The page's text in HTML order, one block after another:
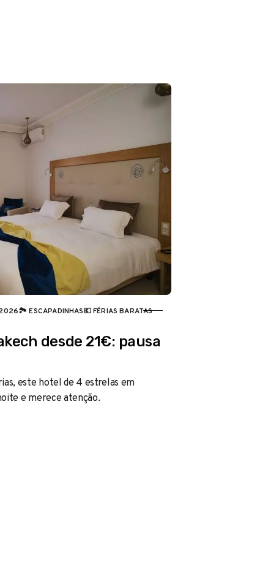
🏞️ ESCAPADINHAS💶 FÉRIAS BARATAS
desde 21€: pausa
este hotel de 4 estrelas em
e merece atenção.